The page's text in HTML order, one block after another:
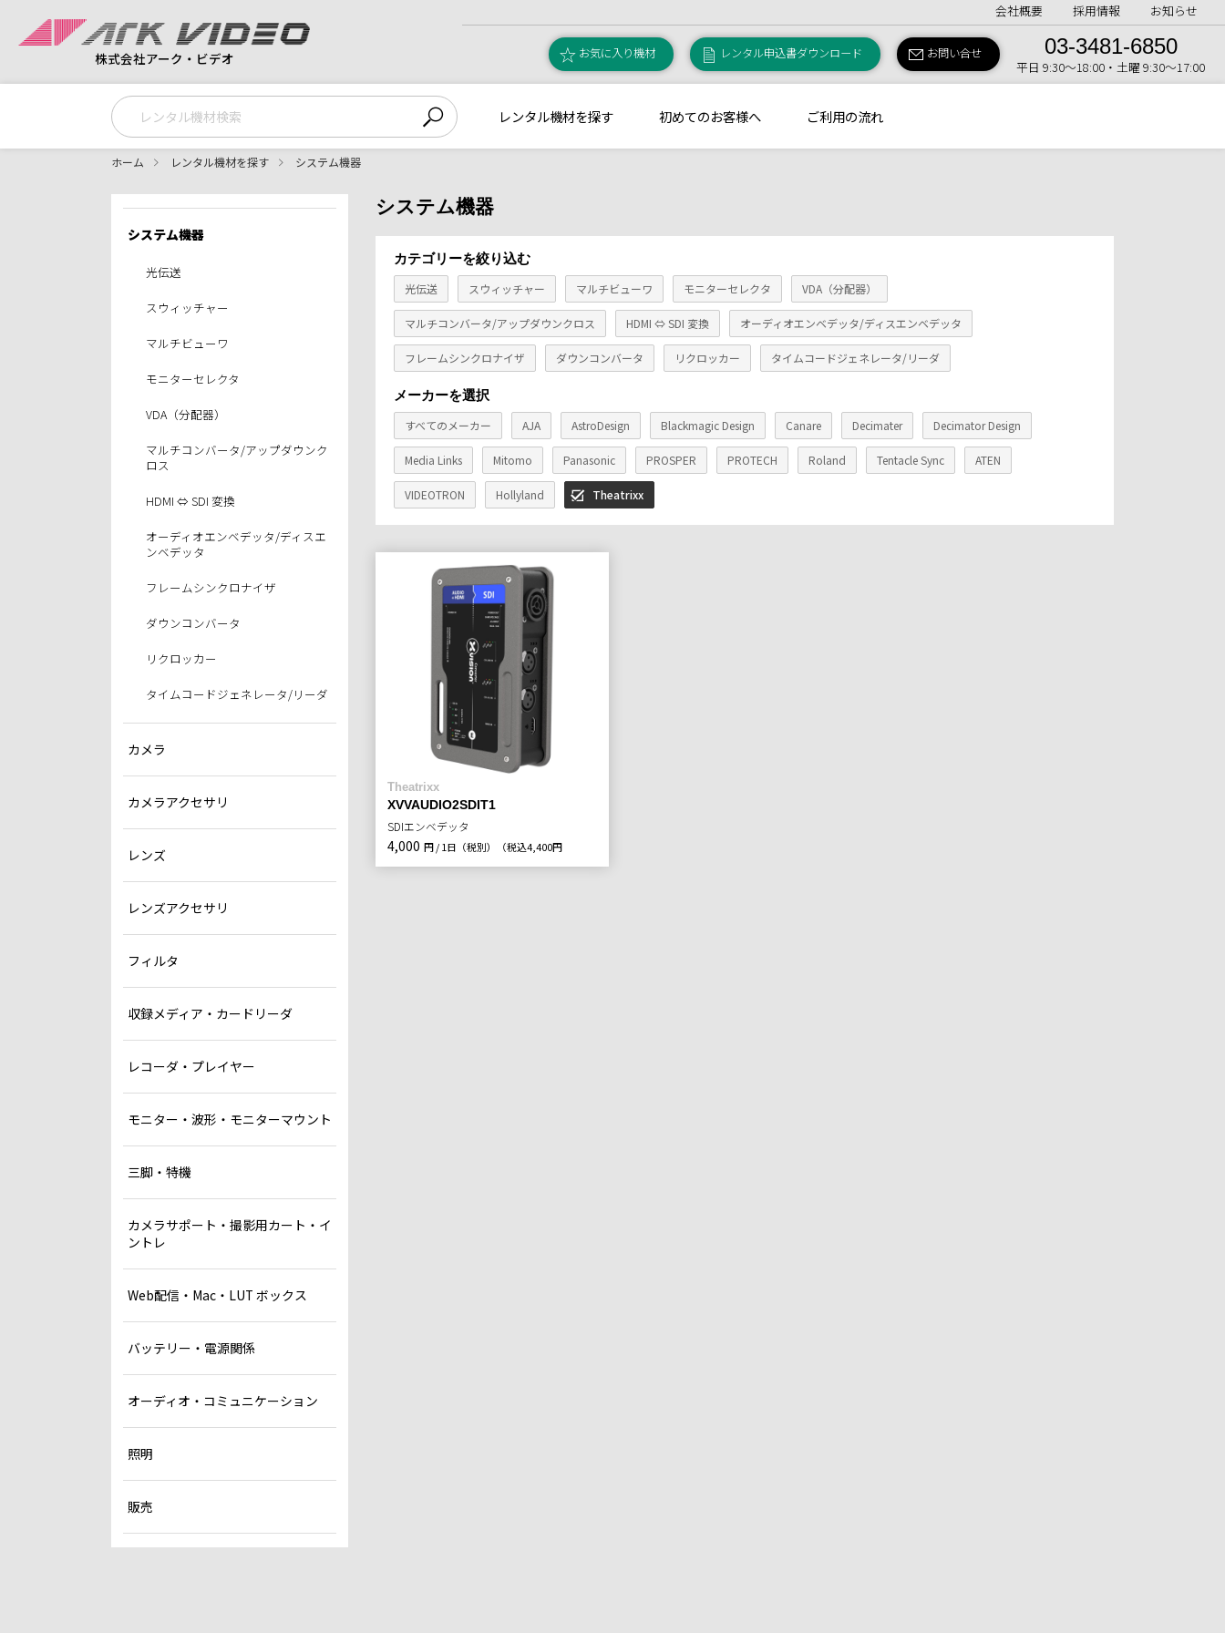
株式会社アーク・ビデオ
会社概要 採用情報 お知らせ
お気に入り機材 レンタル申込書ダウンロード お問い合せ 03-3481-6850
平日 9:30〜18:00・土曜 9:30〜17:00
レンタル機材を探す 初めてのお客様へ ご利用の流れ
ホーム レンタル機材を探す システム機器
システム機器
カテゴリーを絞り込む
光伝送
スウィッチャー マルチビューワ モニターセレクタ VDA（分配器）
マルチコンバータ/アップダウンクロス HDMI ⇔ SDI 変換 オーディオエンベデッタ/ディスエンベデッタ
フレームシンクロナイザ ダウンコンバータ リクロッカー タイムコードジェネレータ/リーダ
メーカーを選択
すべてのメーカー
AJA AstroDesign Blackmagic Design Canare Decimater Decimator Design
Media Links Mitomo Panasonic PROSPER PROTECH Roland Tentacle Sync ATEN
VIDEOTRON Hollyland Theatrixx
Theatrixx
XVVAUDIO2SDIT1
SDIエンベデッタ
4,000 円 / 1日（税別） （税込4,400円
システム機器
光伝送
スウィッチャー
マルチビューワ
モニターセレクタ
VDA（分配器）
マルチコンバータ/アップダウンク
ロス
HDMI ⇔ SDI 変換
オーディオエンベデッタ/ディスエ
ンベデッタ
フレームシンクロナイザ
ダウンコンバータ
リクロッカー
タイムコードジェネレータ/リーダ
カメラ
カメラアクセサリ
レンズ
レンズアクセサリ
フィルタ
収録メディア・カードリーダ
レコーダ・プレイヤー
モニター・波形・モニターマウント
三脚・特機
カメラサポート・撮影用カート・イ
ントレ
Web配信・Mac・LUT ボックス
バッテリー・電源関係
オーディオ・コミュニケーション
照明
販売